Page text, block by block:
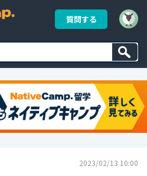
質問する
2023/02/13 10:00